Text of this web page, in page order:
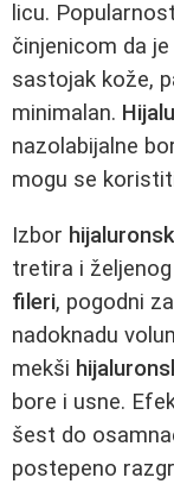
licu. Popularnost
činjenicom da
sastojak kože,
minimalan.
nazolabijalne
mogu se
Izbor
tretira i
fileri, pogodni
nadoknadu
mekši
bore i usne.
šest do
postepeno